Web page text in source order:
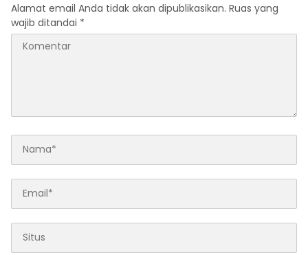
Alamat email Anda tidak akan dipublikasikan. Ruas yang
wajib ditandai *